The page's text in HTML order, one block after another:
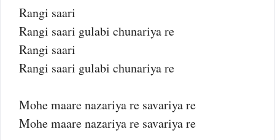
Rangi saari
Rangi saari gulabi chunariya re
Rangi saari
Rangi saari gulabi chunariya re
Mohe maare nazariya re savariya re
Mohe maare nazariya re savariya re